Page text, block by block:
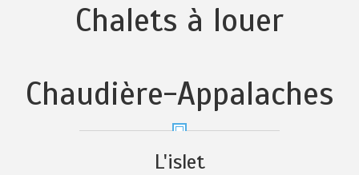
Chalets à louer
Chaudière-Appalaches
L'islet